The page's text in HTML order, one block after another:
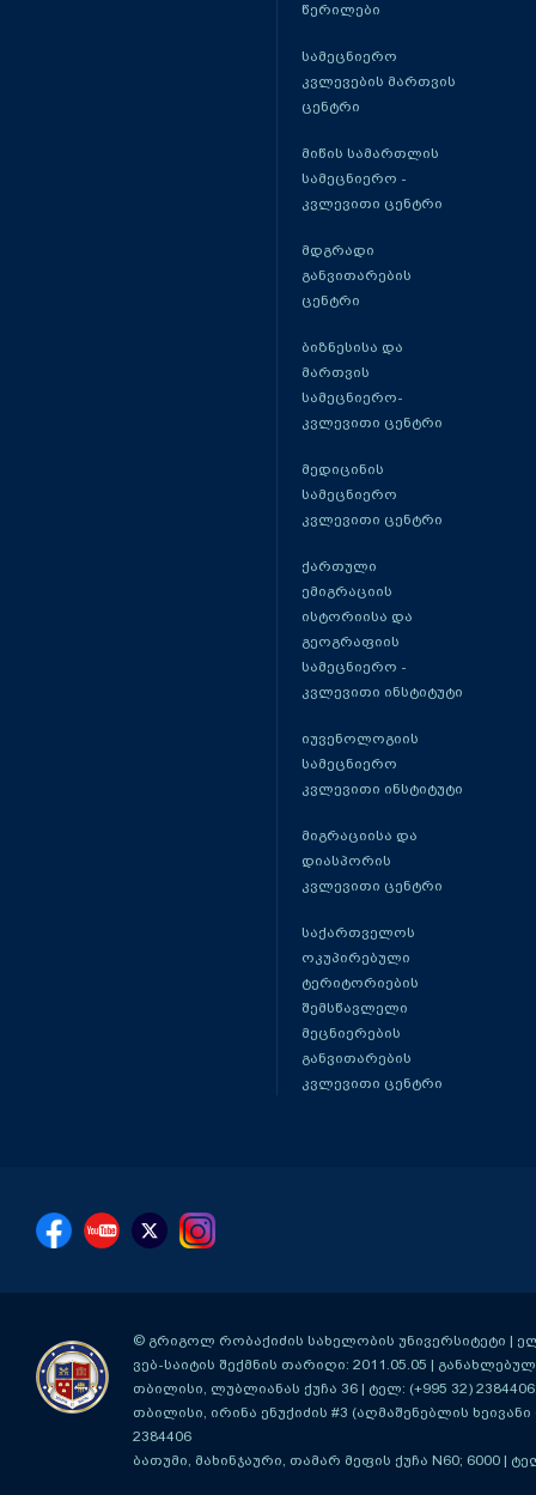
წერილები
სამეცნიერო
კვლევების მართვის
ცენტრი
მიწის სამართლის
სამეცნიერო -
კვლევითი ცენტრი
მდგრადი
განვითარების
ცენტრი
ბიზნესისა და
მართვის
სამეცნიერო-
კვლევითი ცენტრი
მედიცინის
სამეცნიერო
კვლევითი ცენტრი
ქართული
ემიგრაციის
ისტორიისა და
გეოგრაფიის
სამეცნიერო -
კვლევითი ინსტიტუტი
იუვენოლოგიის
სამეცნიერო
კვლევითი ინსტიტუტი
მიგრაციისა და
დიასპორის
კვლევითი ცენტრი
საქართველოს
ოკუპირებული
ტერიტორიების
შემსწავლელი
მეცნიერების
განვითარების
კვლევითი ცენტრი
© გრიგოლ რობაქიძის სახელობის უნივერსიტეტი |
ვებ-საიტის შექმნის თარიღი: 2011.05.05 |
თბილისი, ლუბლიანას ქუჩა 36 | ტელ: (+995 32)
თბილისი, ირინა ენუქიძის #3 (აღმაშენებლის ხეივანი
2384406
ბათუმი, მახინჯაური, თამარ მეფის ქუჩა N60; 6000 |